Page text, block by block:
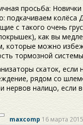
просьба:
подкачиваем колёса
с такого очень
как вы
которые можно
тормозной
скаток,
рядом со
нервов налицо, если
maxcomp 16 марта